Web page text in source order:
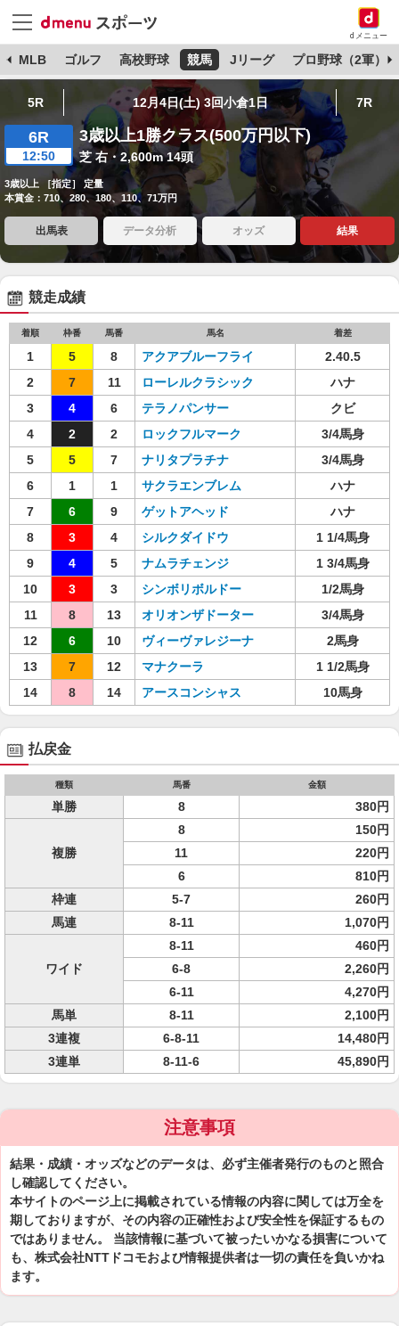
dメニュー
MLB ゴルフ 高校野球 競馬 Jリーグ プロ野球（2軍）
5R 12月4日(土) 3回小倉1日 7R
6R
12:50
3歳以上1勝クラス(500万円以下)
芝 右・2,600m 14頭
3歳以上 ［指定］ 定量
本賞金：710、280、180、110、71万円
出馬表 データ分析 オッズ 結果
競走成績
着順 枠番 馬番 馬名 着差
1 5 8 アクアブルーフライ
2.40.5
2
7 11 ローレルクラシック
ハナ
3
4 6 テラノパンサー
クビ
4
2 2 ロックフルマーク
3/4馬身
5
5 7 ナリタプラチナ
3/4馬身
6
1 1 サクラエンブレム
ハナ
7
6 9 ゲットアヘッド
ハナ
8
3 4 シルクダイドウ
1 1/4馬身
9
4 5 ナムラチェンジ
1 3/4馬身
10
3 3 シンボリボルドー
1/2馬身
11
8 13 オリオンザドーター
3/4馬身
12
6 10 ヴィーヴァレジーナ
2馬身
13
7 12 マナクーラ
1 1/2馬身
14
8 14 アースコンシャス 10馬身
払戻金
種類 馬番 金額
単勝 8 380円
複勝
8
150円
11
220円
6
810円
枠連
5-7
260円
馬連
8-11 1,070円
ワイド
8-11
460円
6-8
2,260円
6-11
4,270円
馬単
8-11
2,100円
3連複
6-8-11
14,480円
3連単
8-11-6 45,890円
注意事項
結果・成績・オッズなどのデータは、必ず主催者発行のものと照合
し確認してください。
本サイトのページ上に掲載されている情報の内容に関しては万全を
期しておりますが、その内容の正確性および安全性を保証するもの
ではありません。 当該情報に基づいて被ったいかなる損害について
も、株式会社NTTドコモおよび情報提供者は一切の責任を負いかね
ます。